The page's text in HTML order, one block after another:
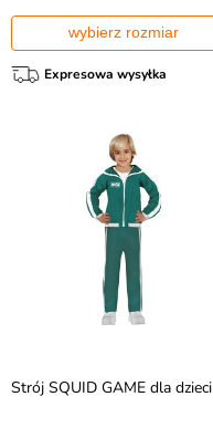
wybierz rozmiar
Expresowa wysyłka
Strój SQUID GAME dla dzieci